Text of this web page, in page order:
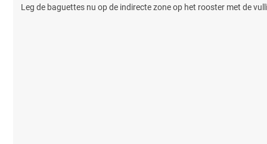
Leg de baguettes nu op de indirecte zone op het rooster met de